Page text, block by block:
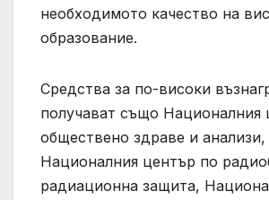
необходимото качество на
образование.
Средства за по-високи
получават също Националния
обществено здраве и анализи,
Националния център по
радиационна защита,